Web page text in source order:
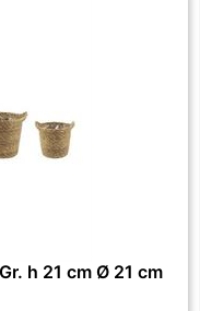
h 21 cm Ø 21 cm